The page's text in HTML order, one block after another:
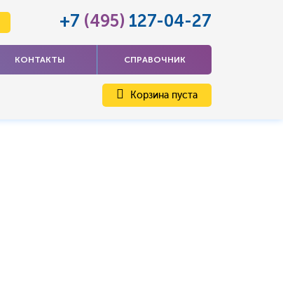
+7 (495) 127-04-27
КОНТАКТЫ СПРАВОЧНИК
Корзина пуста